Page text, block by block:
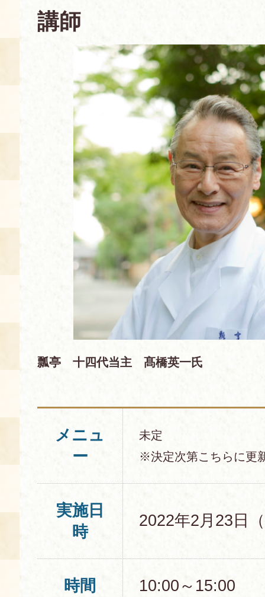
食の海援隊・陸援隊 会員限定
展示室のご紹介
お土産コーナー
備品リスト
空き状況・ご予約
使用料・お支払い方法
団体向け見学・体験
食の語り部の部屋
展示見学
講演会付き料理教室
あじわい館弁当
講師
瓢亭 十四代当主 髙橋英一氏
メニュ
ー
未定
※決定次第こちらに更
実施日
時
2022年2月23日
時間 10:00～15:00